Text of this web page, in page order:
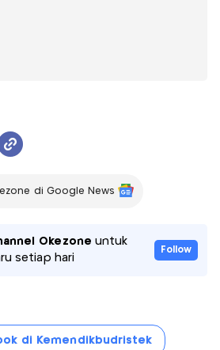
di Google News
Okezone untuk
setiap hari
Follow
di Kemendikbudristek